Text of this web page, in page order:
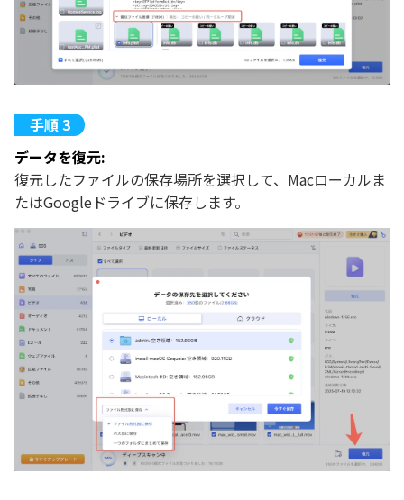
データを復元:
復元したファイルの保存場所を選択して、Macローカルま
たはGoogleドライブに保存します。